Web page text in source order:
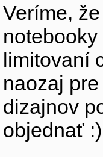
Veríme,
limitovaní
naozaj
dizajnov
objednať :)